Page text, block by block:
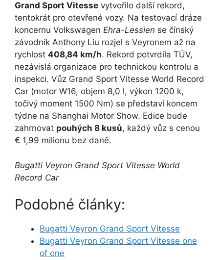
Grand Sport Vitesse vytvořilo další rekord,
tentokrát pro otevřené vozy. Na testovací dráze
koncernu Volkswagen Ehra-Lessien se čínský
závodník Anthony Liu rozjel s Veyronem až na
rychlost 408,84 km/h. Rekord potvrdila TÜV,
nezávislá organizace pro technickou kontrolu a
inspekci. Vůz Grand Sport Vitesse World Record
Car (motor W16, objem 8,0 l, výkon 1200 k,
točivý moment 1500 Nm) se představí koncem
týdne na Shanghai Motor Show. Edice bude
zahrnovat pouhých 8 kusů, každý vůz s cenou
€ 1,99 milionu bez daně.
Bugatti Veyron Grand Sport Vitesse World
Record Car
Podobné články:
Bugatti Veyron Grand Sport Vitesse
Bugatti Veyron Grand Sport Vitesse one
of one